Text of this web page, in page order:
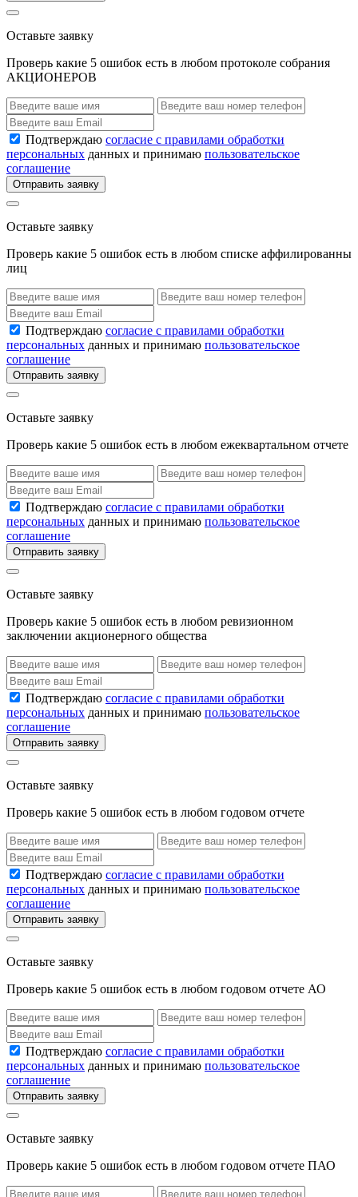
Оставьте заявку
Проверь какие 5 ошибок есть в любом протоколе собрания
АКЦИОНЕРОВ
Подтверждаю согласие с правилами обработки
персональных данных и принимаю пользовательское
соглашение
Отправить заявку
Оставьте заявку
Проверь какие 5 ошибок есть в любом списке аффилированны
лиц
Подтверждаю согласие с правилами обработки
персональных данных и принимаю пользовательское
соглашение
Отправить заявку
Оставьте заявку
Проверь какие 5 ошибок есть в любом ежеквартальном отчете
Подтверждаю согласие с правилами обработки
персональных данных и принимаю пользовательское
соглашение
Отправить заявку
Оставьте заявку
Проверь какие 5 ошибок есть в любом ревизионном
заключении акционерного общества
Подтверждаю согласие с правилами обработки
персональных данных и принимаю пользовательское
соглашение
Отправить заявку
Оставьте заявку
Проверь какие 5 ошибок есть в любом годовом отчете
Подтверждаю согласие с правилами обработки
персональных данных и принимаю пользовательское
соглашение
Отправить заявку
Оставьте заявку
Проверь какие 5 ошибок есть в любом годовом отчете АО
Подтверждаю согласие с правилами обработки
персональных данных и принимаю пользовательское
соглашение
Отправить заявку
Оставьте заявку
Проверь какие 5 ошибок есть в любом годовом отчете ПАО